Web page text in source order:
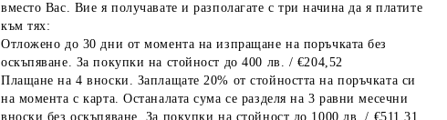
вместо Вас. Вие я получавате и разполагате с три начина да я платите
към тях:
Отложено до 30 дни от момента на изпращане на поръчката без
оскъпяване. За покупки на стойност до 400 лв. / €204,52
Плащане на 4 вноски. Заплащате 20% от стойността на поръчката си
на момента с карта. Останалата сума се разделя на 3 равни месечни
вноски без оскъпяване. За покупки на стойност до 1000 лв. / €511.31